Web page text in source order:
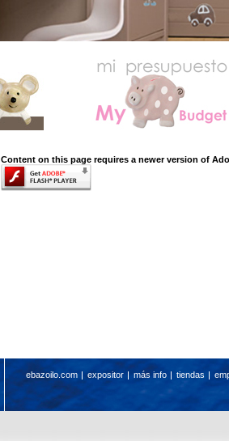
Content on this page requires a newer version of
ebazoilo.com expositor más info tiendas